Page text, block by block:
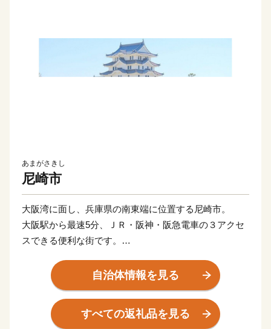
あまがさきし
尼崎市
大阪湾に面し、兵庫県の南東端に位置する尼崎市。
大阪駅から最速5分、ＪＲ・阪神・阪急電車の３アクセ
スできる便利な街です。
■寄附金の使いみち
尼崎市では、14通りの寄附金の使いみちを設けており、
自治体情報を見る
すべての返礼品を見る